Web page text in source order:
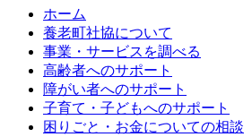
ホーム
養老町社協について
事業・サービスを調べる
高齢者へのサポート
障がい者へのサポート
子育て・子どもへのサポート
困りごと・お金についての相談